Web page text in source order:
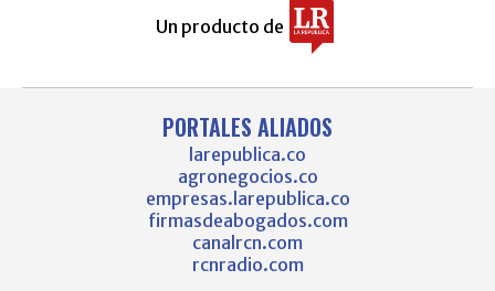
Un producto de
PORTALES ALIADOS
larepublica.co
agronegocios.co
empresas.larepublica.co
firmasdeabogados.com
canalrcn.com
rcnradio.com